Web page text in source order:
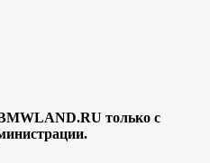
только с